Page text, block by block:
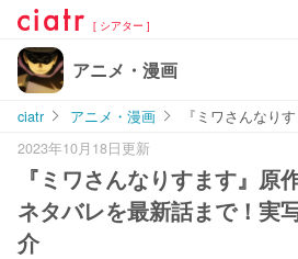
[ シアター ]
アニメ・漫画
ciatr アニメ・漫画
『ミワさんなり
2023年10月18日更新
『ミワさんなりすます』原
ネタバレを最新話まで！実
介